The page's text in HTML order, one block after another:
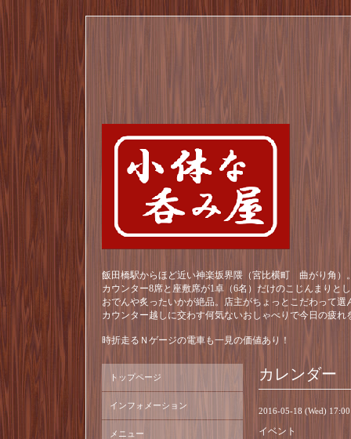
飯田橋駅からほど近い神楽坂界隈（宮比横町 曲がり角）
カウンター8席と座敷席が1卓（6名）だけのこじんまりと
おでんや炙ったいかが絶品。店主がちょっとこだわって
カウンター越しに交わす何気ないおしゃべりで今日の疲れ
時折走るＮゲージの電車も一見の価値あり！
カレンダー
2016-05-18 (Wed)
イベント
トップページ
インフォメーション
メニュー